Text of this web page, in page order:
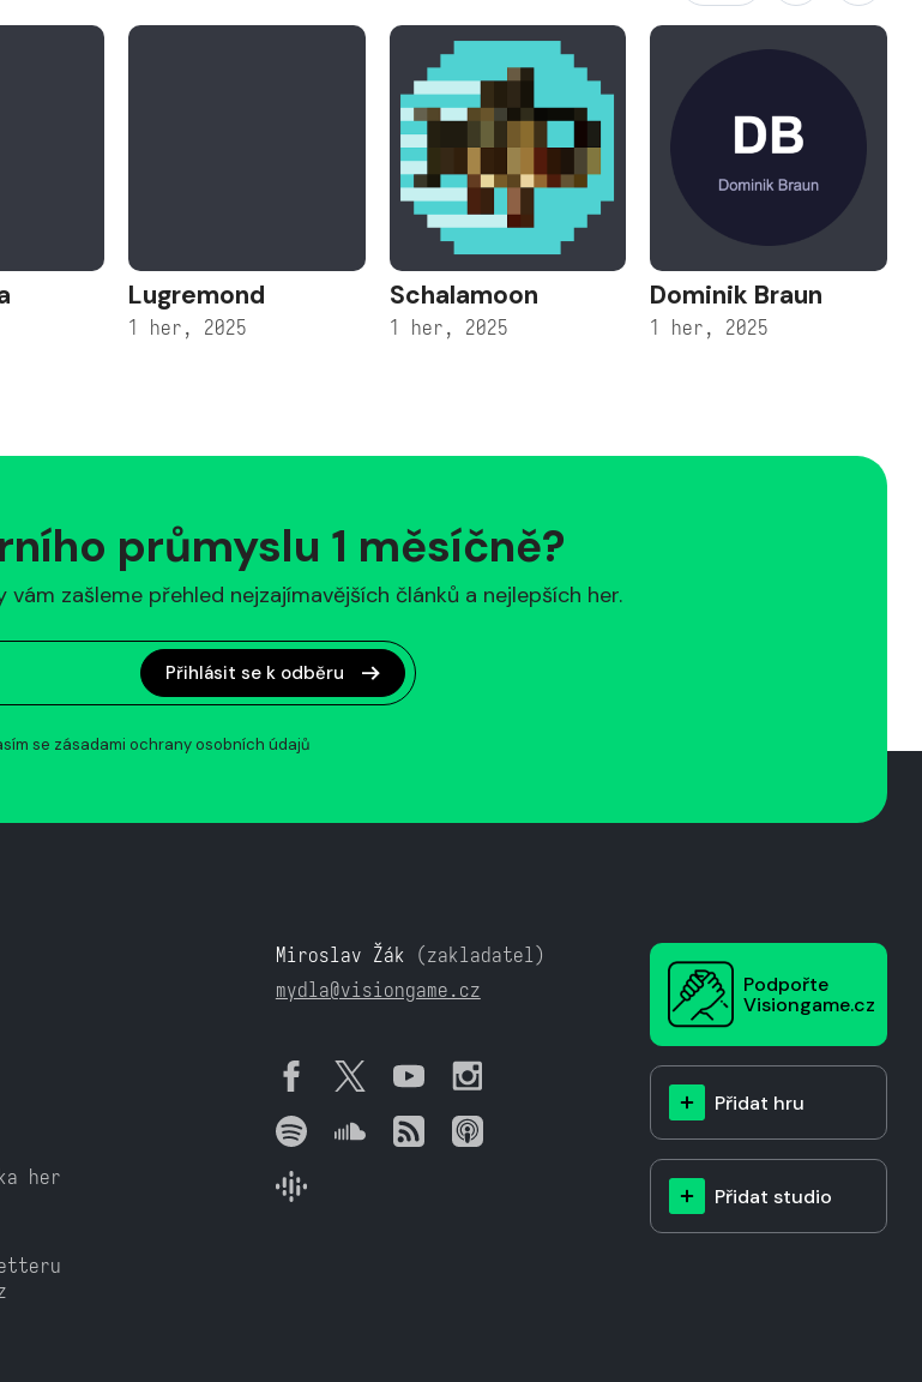
Lugremond
1 her, 2025
Schalamoon
1 her, 2025
Dominik Braun
1 her, 2025
průmyslu 1 měsíčně?
zašleme přehled nejzajímavějších článků a nejlepších her.
Přihlásit se k odběru
se zásadami ochrany osobních údajů
her
Miroslav Žák (zakladatel)
mydla@visiongame.cz
Podpořte
Visiongame.cz
Přidat hru
Přidat studio